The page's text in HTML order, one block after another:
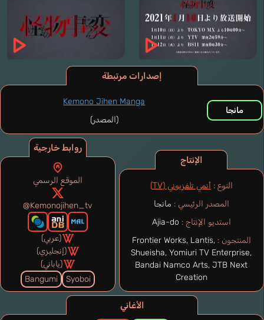
الإنتاج
النوع :أنمي تلفزيوني (TV)
المصدر الرئيسي : مانجا
استديو الإنتاج : Ajia-do
المنتجون : Frontier Works, Lantis,
Shueisha, Yomiuri TV Enterprise,
Bandai Namco Arts, JTB Next
Creation
إصدارات مرتبطة
مانجا
Kemono Jihen Manga
(المصدر)
الأغاني
روابط خارجية
الموقع الرسمي
@Kemonojihen_tv
(عربي)
(إنجليزي)
(ياباني)
Syoboi
Bangumi